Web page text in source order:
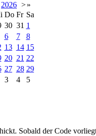
2026 >»
Do Fr Sa
30 31 1
6 7
8
13 14 15
20 21 22
27 28 29
3 4 5
Sobald der Code